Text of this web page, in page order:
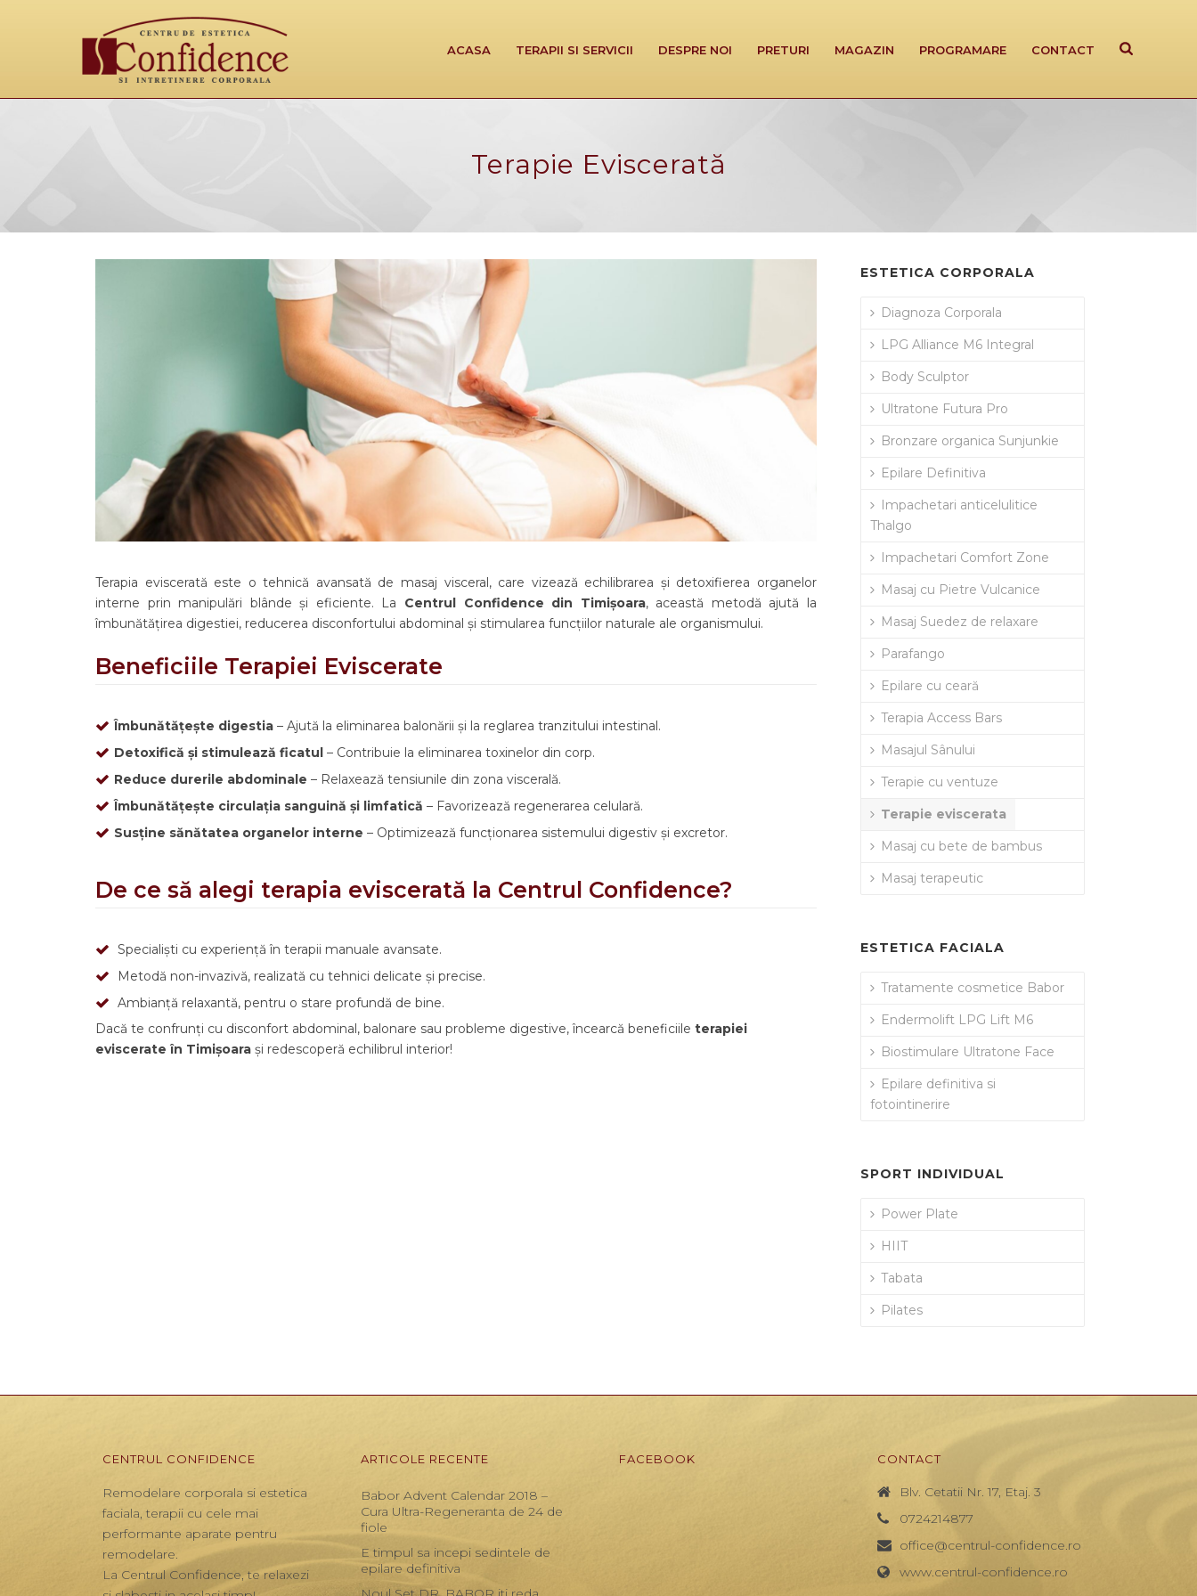
ACASA TERAPII SI SERVICII DESPRE NOI PRETURI MAGAZIN PROGRAMARE CONTACT
Terapie Eviscerată
Terapia eviscerată este o tehnică avansată de masaj visceral, care vizează echilibrarea și detoxifierea organelor
interne prin manipulări blânde și eficiente. La Centrul Confidence din Timișoara, această metodă ajută la
îmbunătățirea digestiei, reducerea disconfortului abdominal și stimularea funcțiilor naturale ale organismului.
Beneficiile Terapiei Eviscerate
Îmbunătățește digestia – Ajută la eliminarea balonării și la reglarea tranzitului intestinal.
Detoxifică și stimulează ficatul – Contribuie la eliminarea toxinelor din corp.
Reduce durerile abdominale – Relaxează tensiunile din zona viscerală.
Îmbunătățește circulația sanguină și limfatică – Favorizează regenerarea celulară.
Susține sănătatea organelor interne – Optimizează funcționarea sistemului digestiv și excretor.
De ce să alegi terapia eviscerată la Centrul Confidence?
Specialiști cu experiență în terapii manuale avansate.
Metodă non-invazivă, realizată cu tehnici delicate și precise.
Ambianță relaxantă, pentru o stare profundă de bine.
Dacă te confrunți cu disconfort abdominal, balonare sau probleme digestive, încearcă beneficiile terapiei
eviscerate în Timișoara și redescoperă echilibrul interior!
ESTETICA CORPORALA
Diagnoza Corporala
LPG Alliance M6 Integral
Body Sculptor
Ultratone Futura Pro
Bronzare organica Sunjunkie
Epilare Definitiva
Impachetari anticelulitice
Thalgo
Impachetari Comfort Zone
Masaj cu Pietre Vulcanice
Masaj Suedez de relaxare
Parafango
Epilare cu ceară
Terapia Access Bars
Masajul Sânului
Terapie cu ventuze
Terapie eviscerata
Masaj cu bete de bambus
Masaj terapeutic
ESTETICA FACIALA
Tratamente cosmetice Babor
Endermolift LPG Lift M6
Biostimulare Ultratone Face
Epilare definitiva si
fotointinerire
SPORT INDIVIDUAL
Power Plate
HIIT
Tabata
Pilates
CENTRUL CONFIDENCE
Remodelare corporala si estetica
faciala, terapii cu cele mai
performante aparate pentru
remodelare.
La Centrul Confidence, te relaxezi
ARTICOLE RECENTE
Babor Advent Calendar 2018 –
Cura Ultra-Regeneranta de 24 de
fiole
E timpul sa incepi sedintele de
epilare definitiva
FACEBOOK CONTACT
Blv. Cetatii Nr. 17, Etaj. 3
0724214877
office@centrul-confidence.ro
www.centrul-confidence.ro